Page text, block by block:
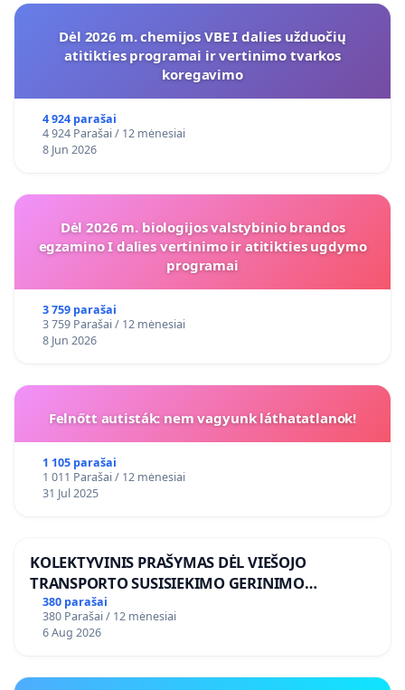
Dėl 2026 m. chemijos VBE I dalies užduočių
atitikties programai ir vertinimo tvarkos
koregavimo
4 924 parašai
4 924 Parašai / 12 mėnesiai
8 Jun 2026
Dėl 2026 m. biologijos valstybinio brandos
egzamino I dalies vertinimo ir atitikties ugdymo
programai
3 759 parašai
3 759 Parašai / 12 mėnesiai
8 Jun 2026
Felnőtt autisták: nem vagyunk láthatatlanok!
1 105 parašai
1 011 Parašai / 12 mėnesiai
31 Jul 2025
KOLEKTYVINIS PRAŠYMAS DĖL VIEŠOJO
TRANSPORTO SUSISIEKIMO GERINIMO
VOSYLIUKŲ KAIME
380 parašai
380 Parašai / 12 mėnesiai
6 Aug 2026